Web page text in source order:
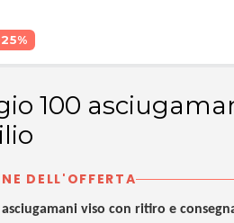
100
DELL'OFFERTA
asciugamani viso con ritiro e